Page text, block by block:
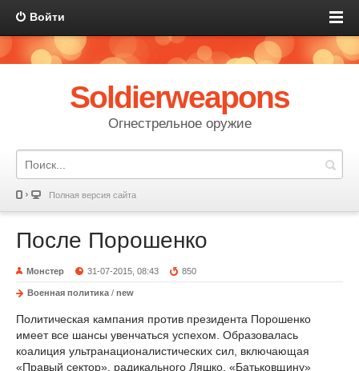
Войти
Soldierweapons
Огнестрельное оружие
Полная версия сайта
После Порошенко
Монстер 31-07-2015, 08:43 850
Военная политика / new
Политическая кампания против президента Порошенко
имеет все шансы увенчаться успехом. Образовалась
коалиция ультранационалистических сил, включающая
«Правый сектор», радикального Ляшко, «Батьковщину»